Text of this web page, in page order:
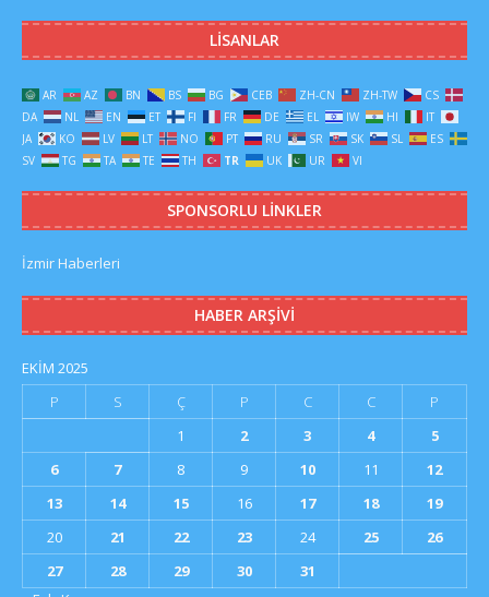
LISANLAR
AR AZ BN BS BG CEB ZH-CN ZH-TW
CS
DA
NL EN ET FI FR DE EL IW HI
IT
JA
KO LV LT NO PT RU SR SK SL
ES
SV
TG TA TE TH TR UK UR VI
SPONSORLU LINKLER
İzmir Haberleri
HABER ARŞIVI
EKIM 2025
P
S Ç P C C
P
1
2 3 4
5
6
7 8 9 10 11
12
13
14 15 16 17 18
19
20
21 22 23 24 25
26
27
28 29 30
31